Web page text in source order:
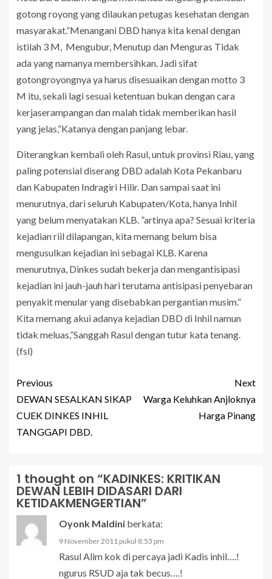
gotong royong yang dilaukan petugas kesehatan dengan
masyarakat.”Menangani DBD hanya kita kenal dengan
istilah 3 M, Mengubur, Menutup dan Menguras Tidak
ada yang namanya membersihkan. Jadi sifat
gotongroyongnya ya harus disesuaikan dengan motto 3
M itu, sekali lagi sesuai ketentuan bukan dengan cara
kerjaserampangan dan malah tidak memberikan hasil
yang jelas,”Katanya dengan panjang lebar.
Diterangkan kembali oleh Rasul, untuk provinsi Riau, yang
paling potensial diserang DBD adalah Kota Pekanbaru
dan Kabupaten Indragiri Hilir. Dan sampai saat ini
menurutnya, dari seluruh Kabupaten/Kota, hanya Inhil
yang belum menyatakan KLB. ”artinya apa? Sesuai kriteria
kejadian riil dilapangan, kita memang belum bisa
mengusulkan kejadian ini sebagai KLB. Karena
menurutnya, Dinkes sudah bekerja dan mengantisipasi
kejadian ini jauh-jauh hari terutama antisipasi penyebaran
penyakit menular yang disebabkan pergantian musim.”
Kita memang akui adanya kejadian DBD di Inhil namun
tidak meluas,”Sanggah Rasul dengan tutur kata tenang.
(fsl)
Previous
DEWAN SESALKAN SIKAP
CUEK DINKES INHIL
TANGGAPI DBD.
Next
Warga Keluhkan Anjloknya
Harga Pinang
1 thought on “KADINKES: KRITIKAN
DEWAN LEBIH DIDASARI DARI
KETIDAKMENGERTIAN”
Oyonk Maldini berkata:
9 November 2011 pukul 8:53 pm
Rasul Alim kok di percaya jadi Kadis inhil….!
ngurus RSUD aja tak becus….!